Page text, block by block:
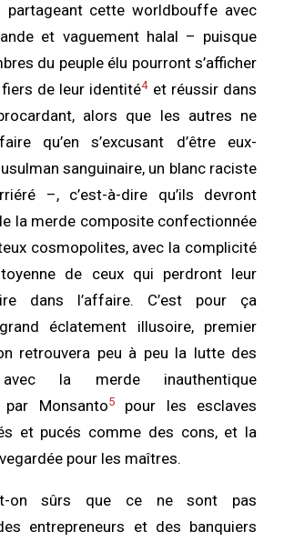
partageant cette worldbouffe avec
et vaguement halal – puisque
du peuple élu pourront s’afficher
de leur identité4et réussir dans
alors que les autres ne
qu’en s’excusant d’être eux-
sanguinaire, un blanc raciste
–, c’est-à-dire qu’ils devront
la merde composite confectionnée
cosmopolites, avec la complicité
de ceux qui perdront leur
dans l’affaire. C’est pour ça
éclatement illusoire, premier
retrouvera peu à peu la lutte des
la merde inauthentique
par Monsanto5pour les esclaves
et pucés comme des cons, et la
pour les maîtres.
on sûrs que ce ne sont pas
entrepreneurs et des banquiers